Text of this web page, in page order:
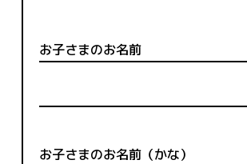
お子さまのお名前
お子さまのお名前（かな）